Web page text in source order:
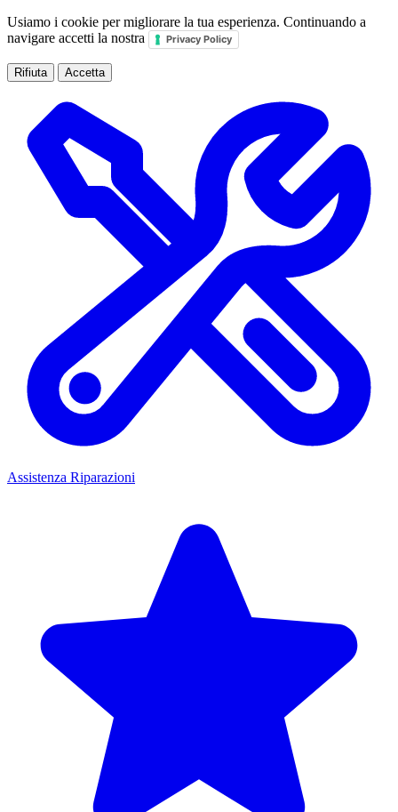
Usiamo i cookie per migliorare la tua esperienza. Continuando a
navigare accetti la nostra
Privacy Policy
Rifiuta Accetta
Assistenza Riparazioni